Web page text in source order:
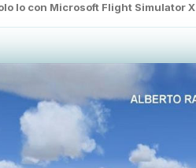
Io con Microsoft Flight Simulator X